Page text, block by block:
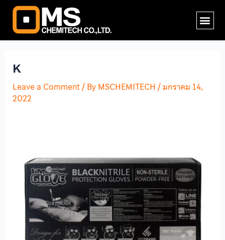
Skip
content
K
Leave a Comment/ ByMSCHEMITECH /มกราคม 14,
2022
Post
navigation